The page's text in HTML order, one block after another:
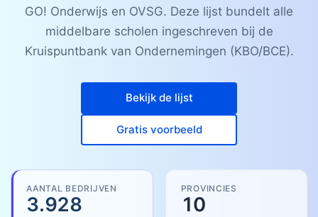
GO! Onderwijs en OVSG. Deze lijst bundelt alle
middelbare scholen ingeschreven bij de
Kruispuntbank van Ondernemingen (KBO/BCE).
Bekijk de lijst
Gratis voorbeeld
AANTAL BEDRIJVEN
3.928
PROVINCIES
10